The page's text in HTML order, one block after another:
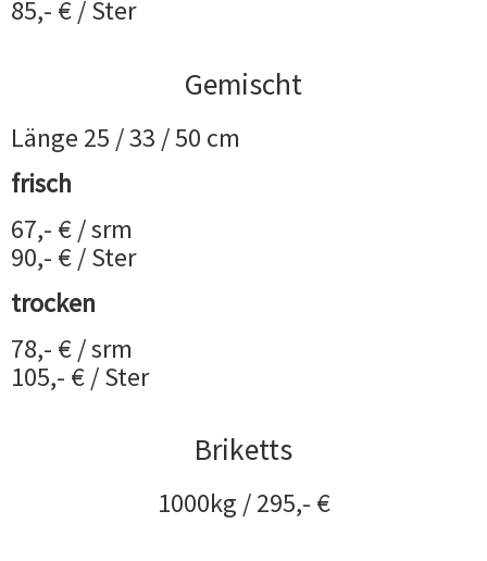
85,- € / Ster
Gemischt
Länge 25 / 33 / 50 cm
frisch
67,- € / srm
90,- € / Ster
trocken
78,- € / srm
105,- € / Ster
Briketts
1000kg / 295,- €